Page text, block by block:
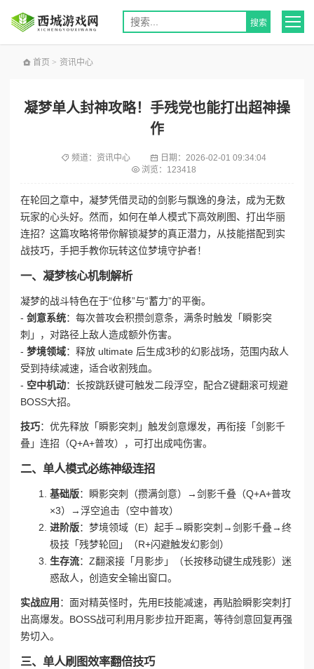
首页 > 资讯中心
凝梦单人封神攻略！手残党也能打出超神操
作
频道： 资讯中心 日期： 2026-02-01 09:34:04
浏览：123418
在轮回之章中，凝梦凭借灵动的剑影与飘逸的身法，成为无数
玩家的心头好。然而，如何在单人模式下高效刷图、打出华丽
连招？这篇攻略将带你解锁凝梦的真正潜力，从技能搭配到实
战技巧，手把手教你玩转这位梦境守护者！
一、凝梦核心机制解析
凝梦的战斗特色在于“位移”与“蓄力”的平衡。
- 剑意系统：每次普攻会积攒剑意条，满条时触发「瞬影突
刺」，对路径上敌人造成额外伤害。
- 梦境领域：释放 ultimate 后生成3秒的幻影战场，范围内敌人
受到持续减速，适合收割残血。
- 空中机动：长按跳跃键可触发二段浮空，配合Z键翻滚可规避
BOSS大招。
技巧：优先释放「瞬影突刺」触发剑意爆发，再衔接「剑影千
叠」连招（Q+A+普攻），可打出成吨伤害。
二、单人模式必练神级连招
基础版：瞬影突刺（攒满剑意）→剑影千叠（Q+A+普攻
×3）→浮空追击（空中普攻）
进阶版：梦境领域（E）起手→瞬影突刺→剑影千叠→终
极技「残梦轮回」（R+闪避触发幻影剑）
生存流：Z翻滚接「月影步」（长按移动键生成残影）迷
惑敌人，创造安全输出窗口。
实战应用 ：面对精英怪时，先用E技能减速，再贴脸瞬影突刺打
出高爆发。BOSS战可利用月影步拉开距离，等待剑意回复再强
势切入。
三、单人刷图效率翻倍技巧